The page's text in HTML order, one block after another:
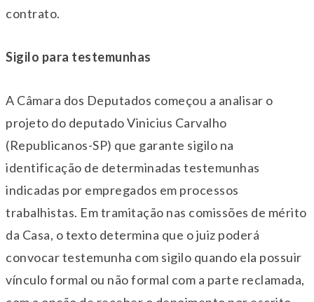
contrato.
Sigilo para testemunhas
A Câmara dos Deputados começou a analisar o
projeto do deputado Vinicius Carvalho
(Republicanos-SP) que garante sigilo na
identificação de determinadas testemunhas
indicadas por empregados em processos
trabalhistas. Em tramitação nas comissões de mérito
da Casa, o texto determina que o juiz poderá
convocar testemunha com sigilo quando ela possuir
vínculo formal ou não formal com a parte reclamada,